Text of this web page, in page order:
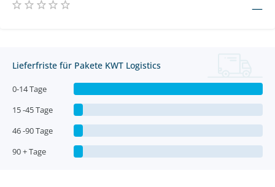
—
Lieferfriste für Pakete KWT Logistics
0-14 Tage
15 -45 Tage
46 -90 Tage
90 + Tage